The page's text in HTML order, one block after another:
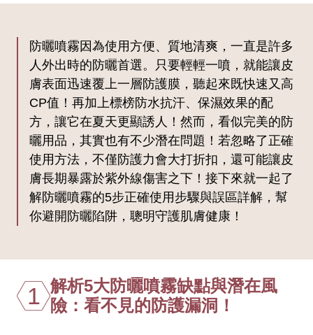
防曬噴霧因為使用方便、質地清爽，一直是許多
人外出時的防曬首選。只要輕輕一噴，就能讓皮
膚表面迅速覆上一層防護膜，聽起來既快速又高
CP值！再加上標榜防水抗汗、保濕效果的配
方，讓它在夏天更顯誘人！然而，看似完美的防
曬用品，其實也有不少潛在問題！若忽略了正確
使用方法，不僅防護力會大打折扣，還可能讓皮
膚長期暴露於紫外線傷害之下！接下來就一起了
解防曬噴霧的5步正確使用步驟與誤區詳解，幫
你避開防曬陷阱，聰明守護肌膚健康！
1 解析5大防曬噴霧缺點與潛在風
險：看不見的防護漏洞！